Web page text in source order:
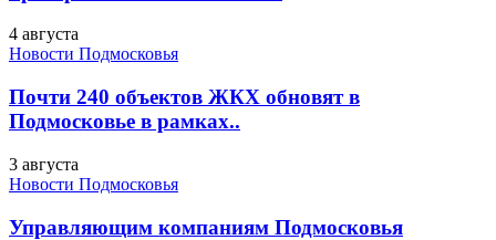
4 августа
Новости Подмосковья
Почти 240 объектов ЖКХ обновят в
Подмосковье в рамках..
3 августа
Новости Подмосковья
Управляющим компаниям Подмосковья